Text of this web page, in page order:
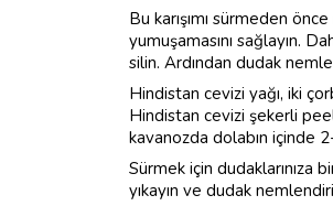
Bu karışımı sürmeden
yumuşamasını sağlayın.
silin. Ardından dudak
Hindistan cevizi yağı, iki
Hindistan cevizi şekerli
kavanozda dolabın içinde
Sürmek için dudaklarınıza
yıkayın ve dudak